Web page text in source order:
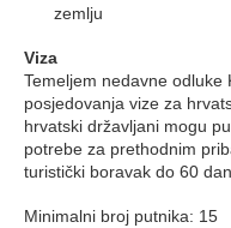
zemlju
Viza
Temeljem nedavne odluke
posjedovanja vize za
hrvatski državljani mogu
potrebe za prethodnim
turistički boravak do 60
Minimalni broj putnika: 15